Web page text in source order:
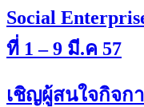
Social
ที่ 1 – 9 มี.ค 57
เชิญผู้สนใจกิจก